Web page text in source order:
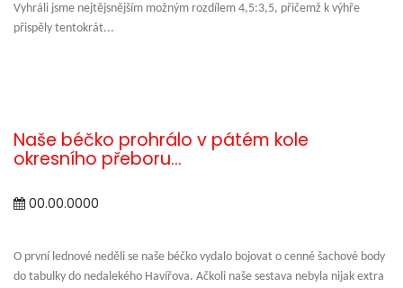
Vyhráli jsme nejtějsnějším možným rozdílem 4,5:3,5, přičemž k výhře
přispěly tentokrát...
Naše béčko prohrálo v pátém kole
okresního přeboru...
00.00.0000
O první lednové neděli se naše béčko vydalo bojovat o cenné šachové body
do tabulky do nedalekého Havířova. Ačkoli naše sestava nebyla nijak extra